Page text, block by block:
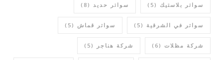
سواتر بلاستيك (5) سواتر حديد (8)
سواتر في الشرقية (5) سواتر قماش (5)
شركة مظلات (6) شركة هناجر (5)